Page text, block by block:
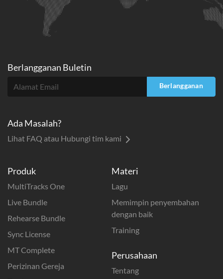
Produk
MultiTracks One
Live Bundle
Rehearse Bundle
Sync License
MT Complete
Perizinan Gereja
Materi
Lagu
Memimpin penyembahan
dengan baik
Training
Perusahaan
Tentang
Berlangganan Buletin
Berlangganan
Ada Masalah?
Lihat FAQ atau Hubungi tim kami